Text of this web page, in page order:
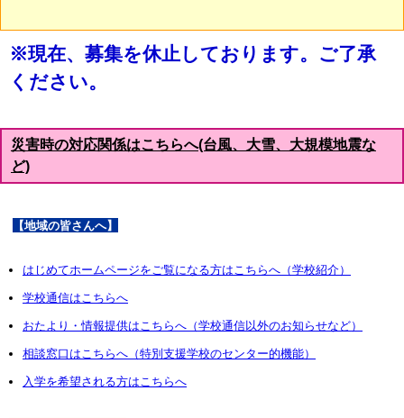
※現在、募集を休止しております。ご了承
ください。
災害時の対応関係はこちらへ(台風、大雪、大規模地震な
ど)
【地域の皆さんへ】
はじめてホームページをご覧になる方はこちらへ（学校紹介）
学校通信はこちらへ
おたより・情報提供はこちらへ（学校通信以外のお知らせなど）
相談窓口はこちらへ（特別支援学校のセンター的機能）
入学を希望される方はこちらへ